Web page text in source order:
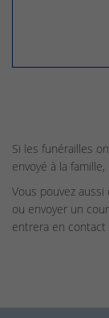
Si les funérailles
envoyé à la
Vous pouvez
ou envoyer un
entrera en contact